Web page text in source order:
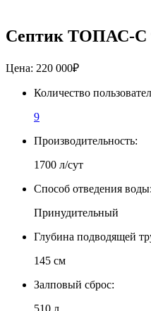
Септик ТОПАС-С
Цена: 220 000₽
Количество
9
Производительность:
1700 л/сут
Способ отведения воды:
Принудительный
Глубина подводящей
145 см
Залповый сброс:
510 л